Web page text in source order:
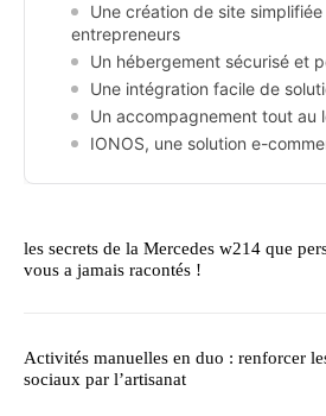
Une création de site
entrepreneurs
Un hébergement sécurisé et
Une intégration facile de
Un accompagnement tout au
IONOS, une solution e-
les secrets de la Mercedes w214 que
vous a jamais racontés !
Activités manuelles en duo : renforcer
sociaux par l’artisanat